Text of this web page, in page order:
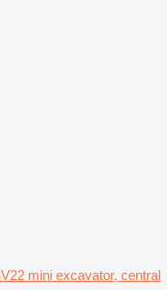
mini excavator, central